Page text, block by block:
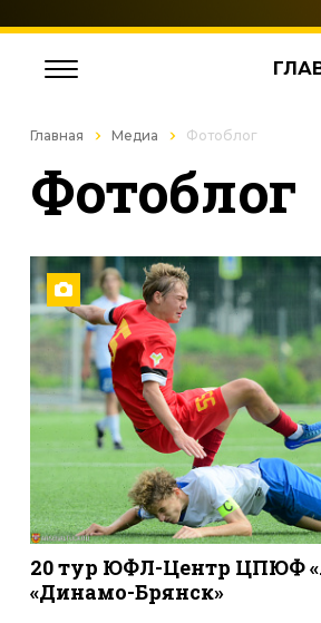
Главная Медиа Фотоблог
Фотоблог
20 тур ЮФЛ-Центр ЦПЮФ
«Динамо-Брянск»